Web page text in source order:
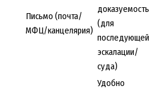
Письмо (почта/
МФЦ/канцелярия)
доказуемость
(для
последующей
эскалации/
суда)
Удобно